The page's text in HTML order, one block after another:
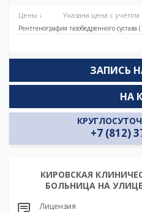
Цены ↓ Указана цена с учетом
Рентгенография тазобедренного сустава
ЗАПИСЬ
+7 (812)
НА
КИРОВСКАЯ
БОЛЬНИЦА НА
Лицензия